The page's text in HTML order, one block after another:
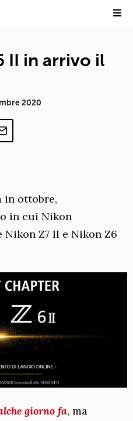
II in arrivo il
2020
in ottobre,
in cui Nikon
Z7 II e Nikon Z6
giorno fa, ma